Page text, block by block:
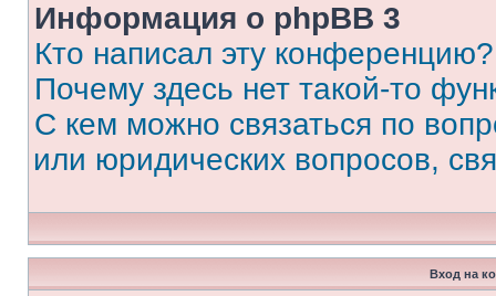
Информация о phpBB 3
Кто написал эту конференцию?
Почему здесь нет такой-то
С кем можно связаться по
или юридических вопросов,
Вход на